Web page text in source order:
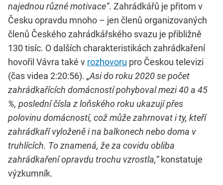
najednou různé motivace“. Zahrádkářů je přitom v
Česku opravdu mnoho – jen členů organizovaných
členů Českého zahrádkářského svazu je přibližně
130 tisíc. O dalších charakteristikách zahrádkaření
hovořil Vávra také v rozhovoru pro Českou televizi
(čas videa 2:20:56). „Asi do roku 2020 se počet
zahrádkařících domácností pohyboval mezi 40 a 45
%, poslední čísla z loňského roku ukazují přes
polovinu domácností, což může zahrnovat i ty, kteří
zahrádkaří vyloženě i na balkonech nebo doma v
truhlících. To znamená, že za covidu obliba
zahrádkaření opravdu trochu vzrostla,“konstatuje
výzkumník.